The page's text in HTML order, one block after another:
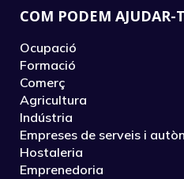
COM PODEM AJUDAR-
Ocupació
Formació
Comerç
Agricultura
Indústria
Empreses de serveis i
Hostaleria
Emprenedoria